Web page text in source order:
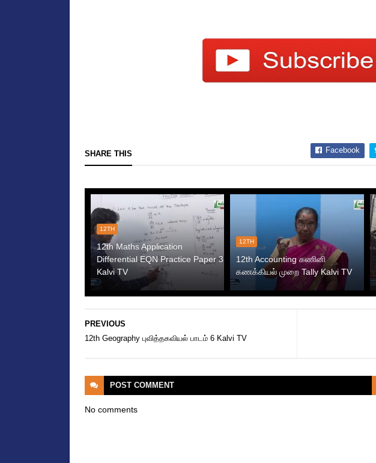
SHARE THIS Facebook
12TH
12th Maths Application
Differential EQN Practice Paper 3
Kalvi TV
12TH
12th Accounting கணினி
கணக்கியல் முறை Tally Kalvi TV
PREVIOUS
12th Geography புவித்தகவியல் பாடம் 6 Kalvi TV
POST COMMENT
No comments